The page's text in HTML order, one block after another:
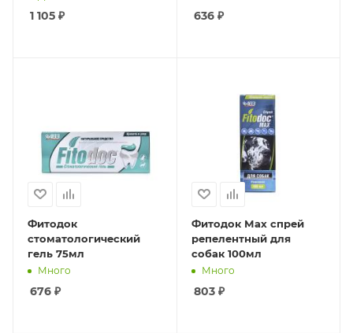
1 105 ₽ 636₽
Фитодок
стоматологический
гель 75мл
Много
676 ₽
Фитодок Мах спрей
репелентный для
собак 100мл
Много
803₽